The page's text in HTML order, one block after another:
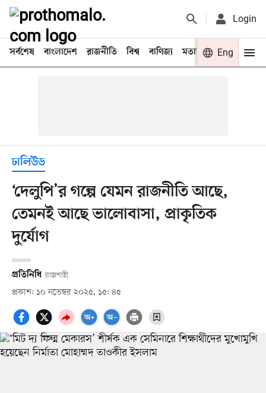
Login
সর্বশেষ বাংলাদেশ রাজনীতি বিশ্ব বাণিজ্য মতামত খেলা
Eng
ঢালিউড
‘দেলুপি’র গল্পে যেমন রাজনীতি আছে,
তেমনই আছে ভালোবাসা, প্রাকৃতিক
দুর্যোগ
প্রতিনিধি রাজশাহী
প্রকাশ: ১০ নভেম্বর ২০২৫, ১৫: ৪৫